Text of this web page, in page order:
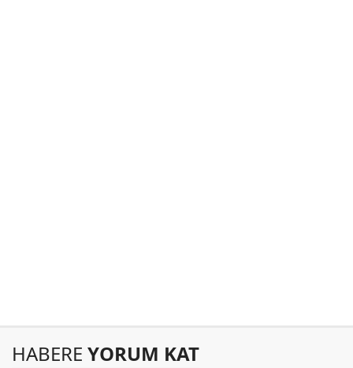
HABERE YORUM KAT